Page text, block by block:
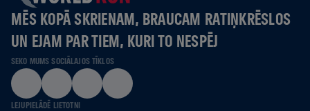
MĒS KOPĀ SKRIENAM, BRAUCAM RATIŅKRĒSLOS
UN EJAM PAR TIEM, KURI TO NESPĒJ
SEKO MUMS SOCIĀLAJOS TĪKLOS
LEJUPIELĀDĒ LIETOTNI